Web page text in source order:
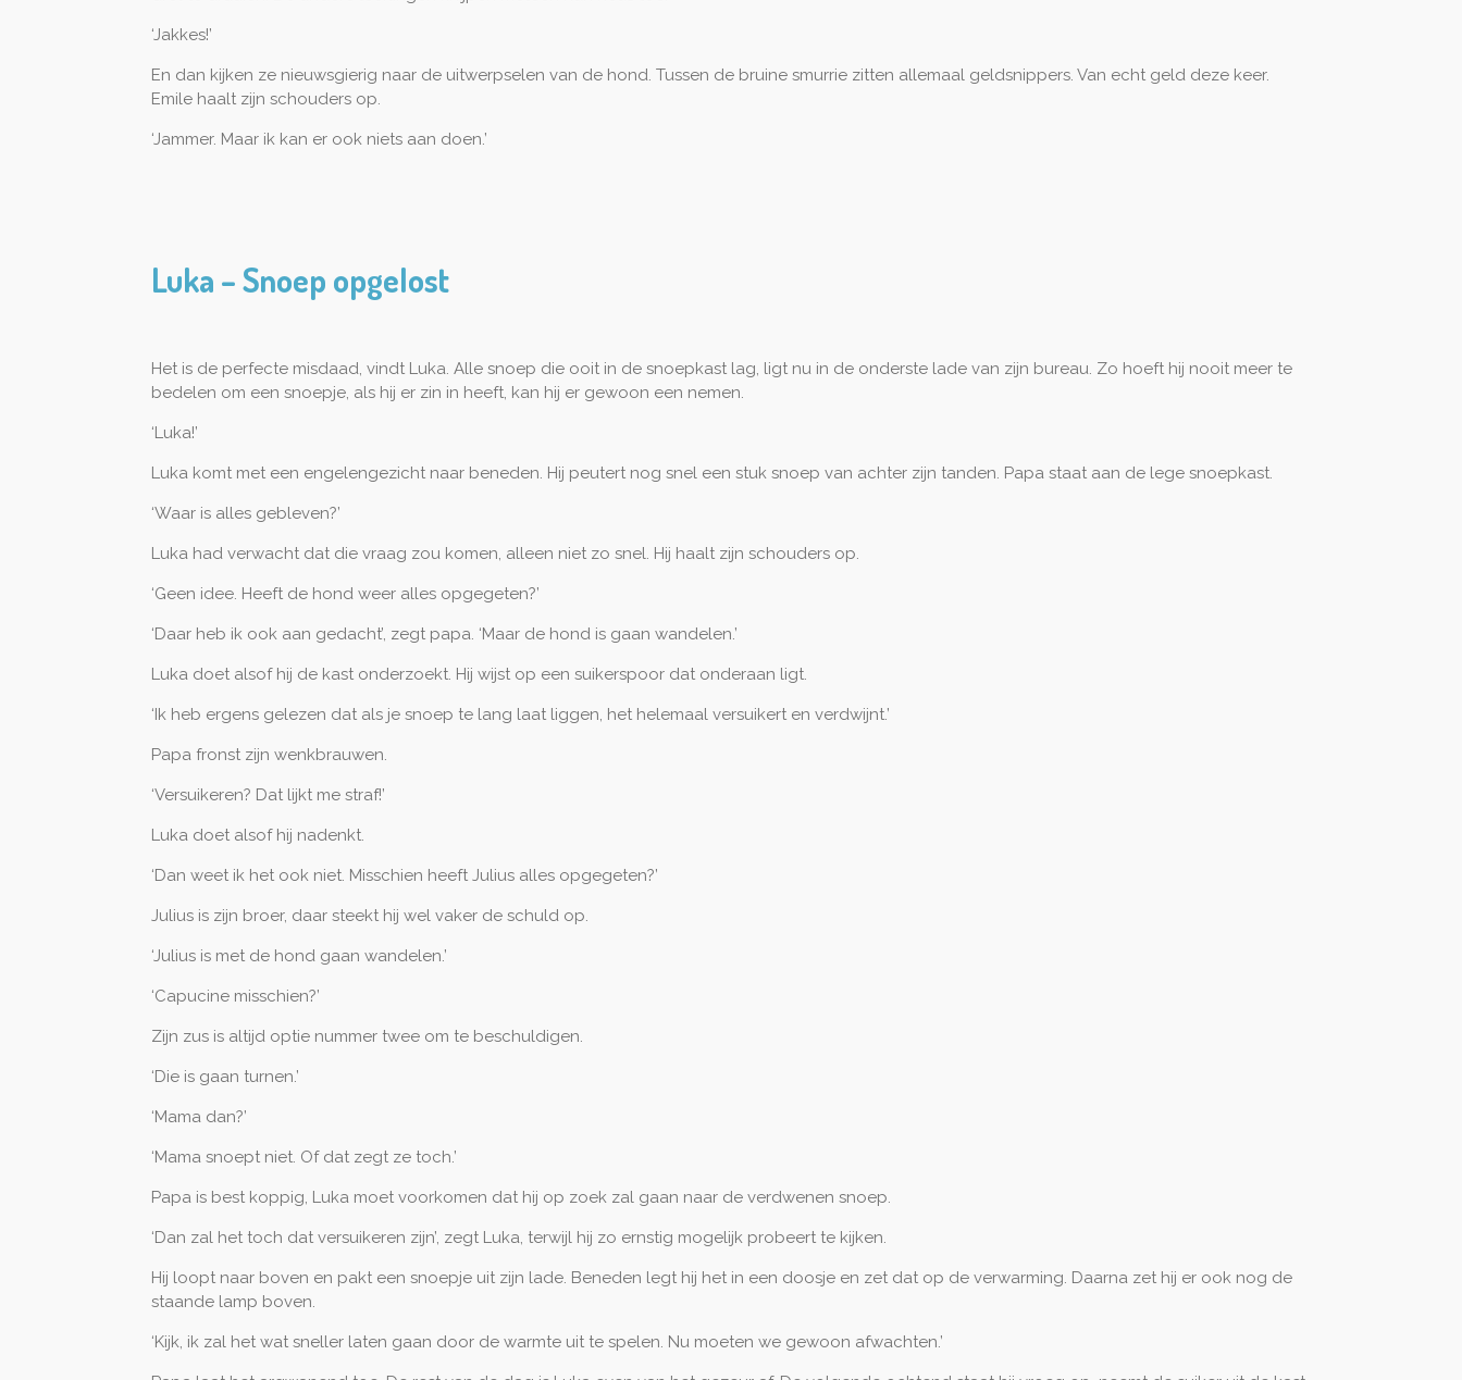
‘Jakkes!’
En dan kijken ze nieuwsgierig naar de uitwerpselen van de hond. Tussen de bruine smurrie zitten allemaal geldsnippers. Van echt geld deze keer.
Emile haalt zijn schouders op.
‘Jammer. Maar ik kan er ook niets aan doen.’
Luka – Snoep opgelost
Het is de perfecte misdaad, vindt Luka. Alle snoep die ooit in de snoepkast lag, ligt nu in de onderste lade van zijn bureau. Zo hoeft hij nooit meer te
bedelen om een snoepje, als hij er zin in heeft, kan hij er gewoon een nemen.
‘Luka!’
Luka komt met een engelengezicht naar beneden. Hij peutert nog snel een stuk snoep van achter zijn tanden. Papa staat aan de lege snoepkast.
‘Waar is alles gebleven?’
Luka had verwacht dat die vraag zou komen, alleen niet zo snel. Hij haalt zijn schouders op.
‘Geen idee. Heeft de hond weer alles opgegeten?’
‘Daar heb ik ook aan gedacht’, zegt papa. ‘Maar de hond is gaan wandelen.’
Luka doet alsof hij de kast onderzoekt. Hij wijst op een suikerspoor dat onderaan ligt.
‘Ik heb ergens gelezen dat als je snoep te lang laat liggen, het helemaal versuikert en verdwijnt.’
Papa fronst zijn wenkbrauwen.
‘Versuikeren? Dat lijkt me straf!’
Luka doet alsof hij nadenkt.
‘Dan weet ik het ook niet. Misschien heeft Julius alles opgegeten?’
Julius is zijn broer, daar steekt hij wel vaker de schuld op.
‘Julius is met de hond gaan wandelen.’
‘Capucine misschien?’
Zijn zus is altijd optie nummer twee om te beschuldigen.
‘Die is gaan turnen.’
‘Mama dan?’
‘Mama snoept niet. Of dat zegt ze toch.’
Papa is best koppig, Luka moet voorkomen dat hij op zoek zal gaan naar de verdwenen snoep.
‘Dan zal het toch dat versuikeren zijn’, zegt Luka, terwijl hij zo ernstig mogelijk probeert te kijken.
Hij loopt naar boven en pakt een snoepje uit zijn lade. Beneden legt hij het in een doosje en zet dat op de verwarming. Daarna zet hij er ook nog de
staande lamp boven.
‘Kijk, ik zal het wat sneller laten gaan door de warmte uit te spelen. Nu moeten we gewoon afwachten.’